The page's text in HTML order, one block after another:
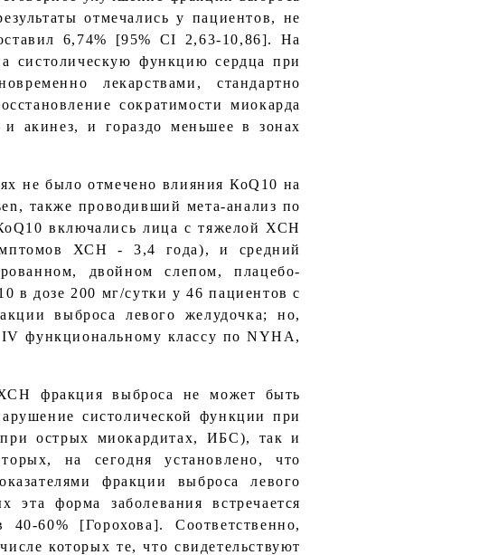
отмечались у пациентов, не
6,74% [95% CI 2,63-10,86]. На
систолическую функцию сердца при
лекарствами, стандартно
сократимости миокарда
акинез, и гораздо меньшее в зонах
не было отмечено влияния КоQ10 на
также проводивший мета-анализ по
включались лица с тяжелой ХСН
ХСН - 3,4 года), и средний
двойном слепом, плацебо-
в дозе 200 мг/сутки у 46 пациентов с
выброса левого желудочка; но,
функциональному классу по NYHA,
фракция выброса не может быть
систолической функции при
острых миокардитах, ИБС), так и
на сегодня установлено, что
фракции выброса левого
форма заболевания встречается
60% [Горохова]. Соответственно,
которых те, что свидетельствуют